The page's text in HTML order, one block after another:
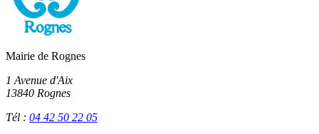
Mairie de Rognes
1 Avenue d'Aix
13840 Rognes
Tél : 04 42 50 22 05